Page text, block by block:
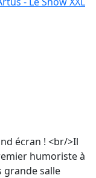
écran ! <br/>Il
humoriste à
grande salle